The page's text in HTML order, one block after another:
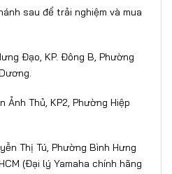
sau để trải nghiệm và mua
Đạo, KP. Đông B, Phường
Ảnh Thủ, KP2, Phường Hiệp
Thị Tú, Phường Bình Hưng
(Đại lý Yamaha chính hãng